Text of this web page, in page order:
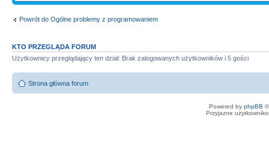
Powrót do Ogólne problemy z programowaniem
KTO PRZEGLĄDA FORUM
Użytkownicy przeglądający ten dział: Brak zalogowanych użytkowników i 5 gości
Strona główna forum
Powered by phpBB
Przyjazne